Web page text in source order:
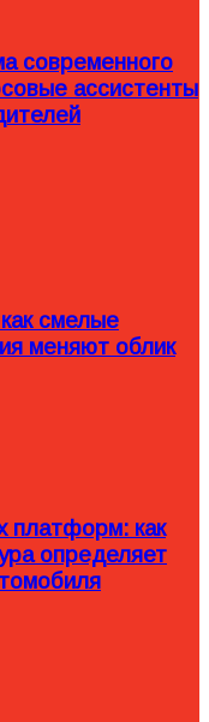
современного
ассистенты
смелые
меняют облик
платформ: как
определяет